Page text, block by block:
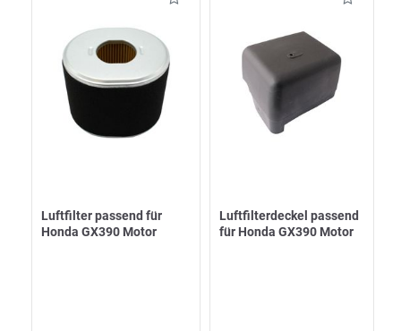
Luftfilter passend für
Honda GX390 Motor
Luftfilterdeckel passend
für Honda GX390 Motor